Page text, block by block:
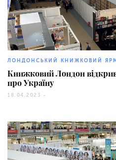
ЛОНДОНСЬКИЙ КНИЖКОВИЙ
Книжковий Лондон
про Україну
18.04.2023 -